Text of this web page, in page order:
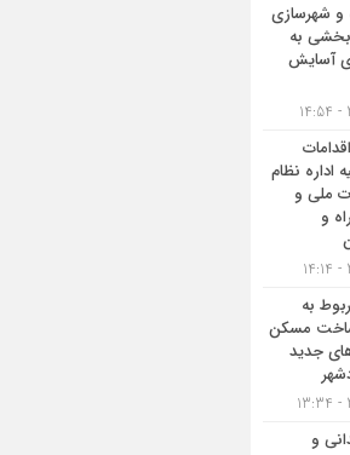
و شهرسازی
به
واحدی آسایش
اداره نظام
ملی و
و
به
مسکن
جدید
و